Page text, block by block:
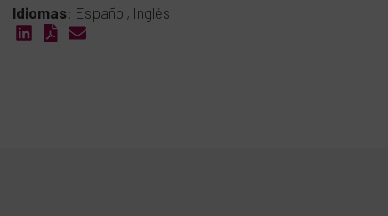
Idiomas: Español, Inglés